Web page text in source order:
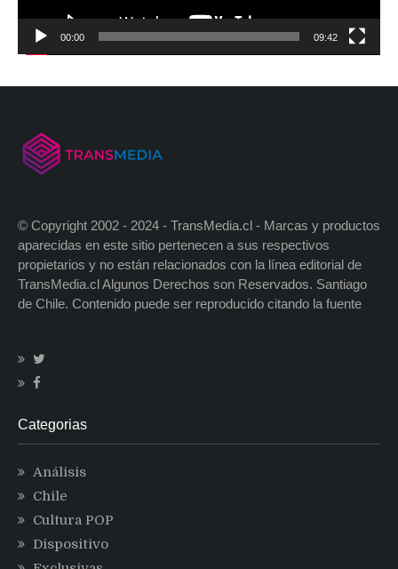
00:00 09:42
© Copyright 2002 - 2024 - TransMedia.cl - Marcas y productos
aparecidas en este sitio pertenecen a sus respectivos
propietarios y no están relacionados con la línea editorial de
TransMedia.cl Algunos Derechos son Reservados. Santiago
de Chile. Contenido puede ser reproducido citando la fuente
Categorias
Análisis
Chile
Cultura POP
Dispositivo